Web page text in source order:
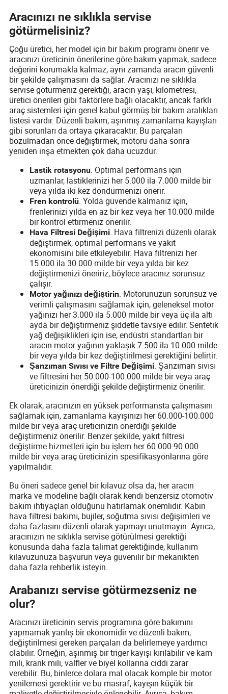
Aracınızı ne sıklıkla servise
götürmelisiniz?
Çoğu üretici, her model için bir bakım programı önerir ve
aracınızı üreticinin önerilerine göre bakım yapmak, sadece
değerini korumakla kalmaz, aynı zamanda aracın güvenli
bir şekilde çalışmasını da sağlar. Aracınızı ne sıklıkla
servise götürmeniz gerektiği, aracın yaşı, kilometresi,
üretici önerileri gibi faktörlere bağlı olacaktır, ancak farklı
araç sistemleri için genel kabul görmüş bir bakım aralıkları
listesi vardır. Düzenli bakım, aşınmış zamanlama kayışları
gibi sorunları da ortaya çıkaracaktır. Bu parçaları
bozulmadan önce değiştirmek, motoru daha sonra
yeniden inşa etmekten çok daha ucuzdur.
Lastik rotasyonu. Optimal performans için
uzmanlar, lastiklerinizi her 5.000 ila 7.000 milde bir
veya yılda iki kez döndürmenizi önerir.
Fren kontrolü. Yolda güvende kalmanız için,
frenlerinizi yılda en az bir kez veya her 10.000 milde
bir kontrol ettirmeniz önerilir.
Hava Filtresi Değişimi. Hava filtrenizi düzenli olarak
değiştirmek, optimal performans ve yakıt
ekonomisini bile etkileyebilir. Hava filtrenizi her
15.000 ila 30.000 milde bir veya yılda bir kez
değiştirmenizi öneririz, böylece aracınız sorunsuz
çalışır.
Motor yağınızı değiştirin. Motorunuzun sorunsuz ve
verimli çalışmasını sağlamak için, geleneksel motor
yağınızı her 3.000 ila 5.000 milde bir veya üç ila altı
ayda bir değiştirmeniz şiddetle tavsiye edilir. Sentetik
yağ değişiklikleri için ise, endüstri standartları bir
aracın motor yağının yaklaşık 7.500 ila 10.000 milde
bir veya yılda bir kez değiştirilmesi gerektiğini belirtir.
Şanzıman Sıvısı ve Filtre Değişimi. Şanzıman sıvısı
ve filtresini her 50.000-100.000 milde bir veya araç
üreticinizin önerdiği şekilde değiştirmeniz önerilir.
Ek olarak, aracınızın en yüksek performansta çalışmasını
sağlamak için, zamanlama kayışınızı her 60.000-100.000
milde bir veya araç üreticinizin önerdiği şekilde
değiştirmeniz önerilir. Benzer şekilde, yakıt filtresi
değiştirme hizmetleri için bu işlem her 60.000-90.000
milde bir veya araç üreticinizin spesifikasyonlarına göre
yapılmalıdır.
Bu öneri sadece genel bir kılavuz olsa da, her aracın
marka ve modeline bağlı olarak kendi benzersiz otomotiv
bakım ihtiyaçları olduğunu hatırlamak önemlidir. Kabin
hava filtresi bakımı, bujiler, soğutma sıvısı değişimleri ve
daha fazlasını düzenli olarak yapmayı unutmayın. Ayrıca,
aracınızın ne sıklıkla servise götürülmesi gerektiği
konusunda daha fazla talimat gerektiğinde, kullanım
kılavuzunuza başvurun veya güvenilir bir mekanikten
daha fazla rehberlik isteyin.
Arabanızı servise götürmezseniz ne
olur?
Aracınızı üreticinin servis programına göre bakımını
yapmamak yanlış bir ekonomidir ve düzenli bakım,
değiştirilmesi gereken parçaları da belirlemeye yardımcı
olabilir. Örneğin, aşınmış bir triger kayışı kırılabilir ve kam
mili, krank mili, valfler ve biyel kollarına ciddi zarar
verebilir. Bu, binlerce dolara mal olacak komple bir motor
yenilemesi gerektirir ve bu masraf, kayışın küçük bir